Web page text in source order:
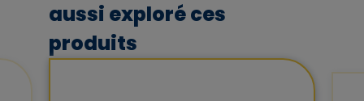
aussi exploré ces
produits